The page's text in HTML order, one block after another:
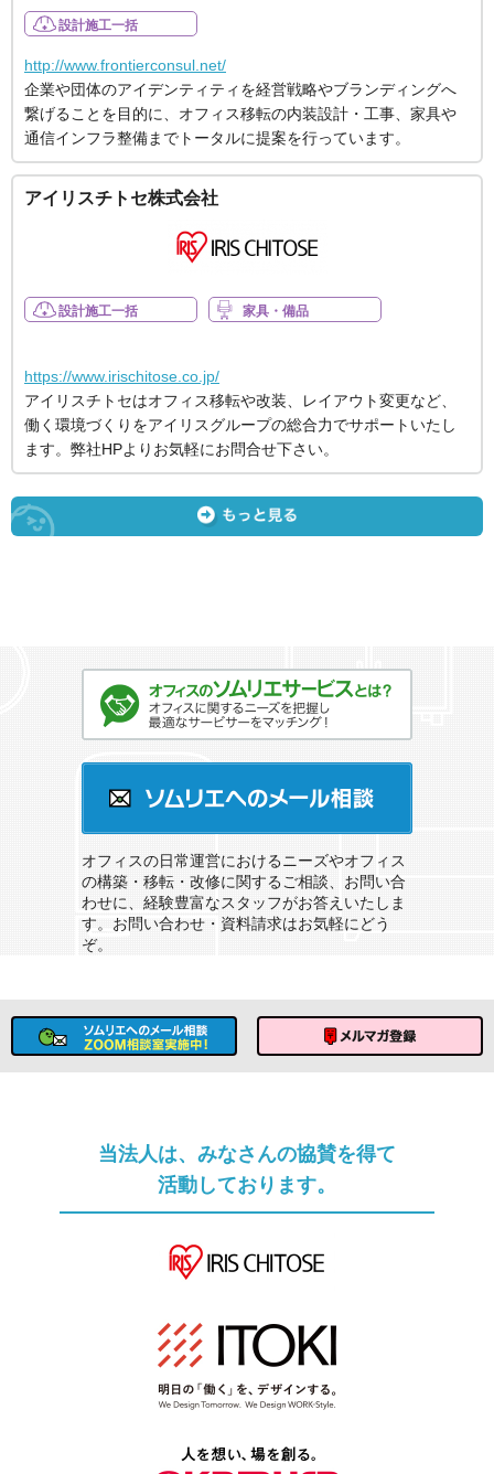
設計施工一括
http://www.frontierconsul.net/
企業や団体のアイデンティティを経営戦略やブランディングへ
繋げることを目的に、オフィス移転の内装設計・工事、家具や
通信インフラ整備までトータルに提案を行っています。
アイリスチトセ株式会社
設計施工一括 家具・備品
https://www.irischitose.co.jp/
アイリスチトセはオフィス移転や改装、レイアウト変更など、
働く環境づくりをアイリスグループの総合力でサポートいたし
ます。弊社HPよりお気軽にお問合せ下さい。
オフィスの日常運営におけるニーズやオフィス
の構築・移転・改修に関するご相談、お問い合
わせに、経験豊富なスタッフがお答えいたしま
す。お問い合わせ・資料請求はお気軽にどう
ぞ。
当法人は、みなさんの協賛を得て
活動しております。